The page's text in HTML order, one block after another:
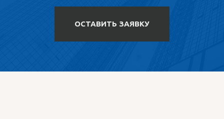
ОСТАВИТЬ ЗАЯВКУ